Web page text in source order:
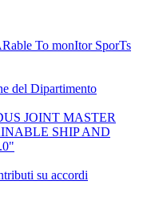
To monItor SporTs
del Dipartimento
JOINT MASTER
SHIP AND
su accordi